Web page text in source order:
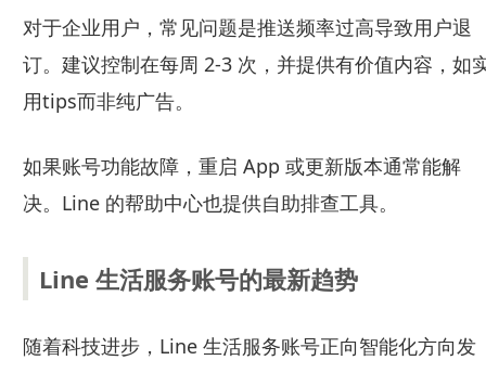
对于企业用户，常见问题是推送频率过高导致用户退
订。建议控制在每周 2-3 次，并提供有价值内容，如
用tips而非纯广告。
如果账号功能故障，重启 App 或更新版本通常能解
决。Line 的帮助中心也提供自助排查工具。
Line 生活服务账号的最新趋势
随着科技进步，Line 生活服务账号正向智能化方向发